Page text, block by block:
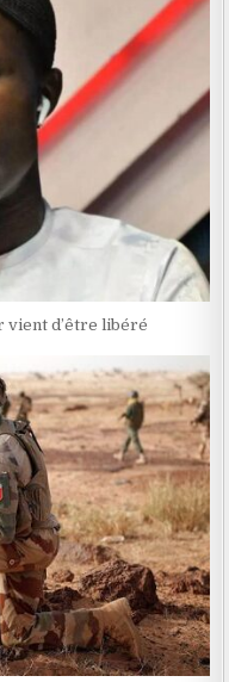
vient d’être libéré